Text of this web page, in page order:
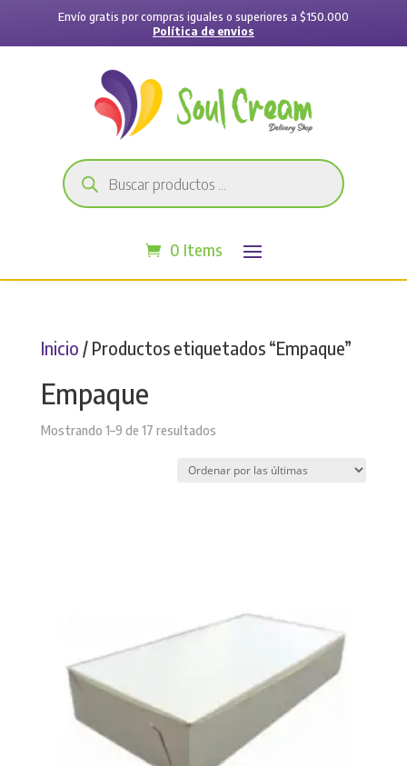
Envío gratis por compras iguales o superiores a $150.000
Política de envios
Búsqueda
de
productos
0 Items
Inicio / Productos etiquetados “Empaque”
Empaque
Mostrando 1–9 de 17 resultadosSorted